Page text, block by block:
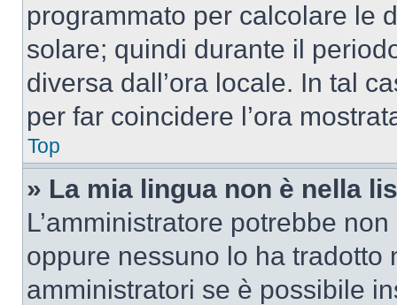
programmato per calcolare le
solare; quindi durante il
diversa dall’ora locale. In tal
per far coincidere l’ora
Top
» La mia lingua non è nella
L’amministratore potrebbe
oppure nessuno lo ha
amministratori se è possibile